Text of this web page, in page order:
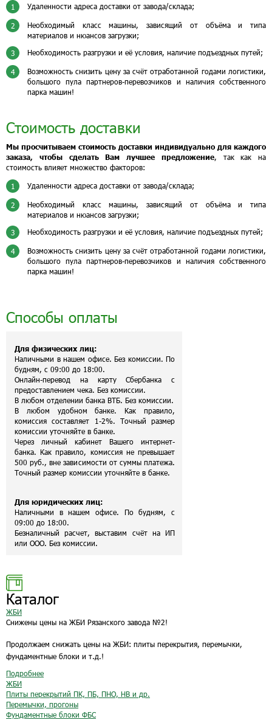
1 Удаленности адреса доставки от завода/склада;
2
Необходимый класс машины, зависящий от объёма и типа
материалов и нюансов загрузки;
3 Необходимость разгрузки и её условия, наличие подъездных путей;
4
Возможность снизить цену за счёт отработанной годами логистики,
большого пула партнеров-перевозчиков и наличия собственного
парка машин!
Стоимость доставки
Мы просчитываем стоимость доставки индивидуально для каждого
заказа, чтобы сделать Вам лучшее предложение, так как на
стоимость влияет множество факторов:
1 Удаленности адреса доставки от завода/склада;
2
Необходимый класс машины, зависящий от объёма и типа
материалов и нюансов загрузки;
3 Необходимость разгрузки и её условия, наличие подъездных путей;
4
Возможность снизить цену за счёт отработанной годами логистики,
большого пула партнеров-перевозчиков и наличия собственного
парка машин!
Способы оплаты
Для физических лиц:
Наличными в нашем офисе. Без комиссии. По
будням, с 09:00 до 18:00.
Онлайн-перевод на карту Сбербанка с
предоставлением чека. Без комиссии.
В любом отделении банка ВТБ. Без комиссии.
В любом удобном банке. Как правило,
комиссия составляет 1-2%. Точный размер
комиссии уточняйте в банке.
Через личный кабинет Вашего интернет-
банка. Как правило, комиссия не превышает
500 руб., вне зависимости от суммы платежа.
Точный размер комиссии уточняйте в банке.
Для юридических лиц:
Наличными в нашем офисе. По будням, с
09:00 до 18:00.
Безналичный расчет, выставим счёт на ИП
или ООО. Без комиссии.
Каталог
ЖБИ
Снижены цены на ЖБИ Рязанского завода №2!
Продолжаем снижать цены на ЖБИ: плиты перекрытия, перемычки,
фундаментные блоки и т.д.!
Подробнее
ЖБИ
Плиты перекрытий ПК, ПБ, ПНО, НВ и др.
Перемычки, прогоны
Фундаментные блоки ФБС